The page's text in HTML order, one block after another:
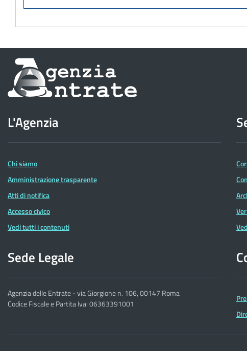
Informazioni
sul
dell'Agenzia
delle
Entrate
L'Agenzia
Chi siamo
Amministrazione trasparente
Atti di notifica
Accesso civico
Vedi tutti i contenuti
Sede Legale
Agenzia delle Entrate - via Giorgione n. 106, 00147 Roma
Codice Fiscale e Partita Iva: 06363391001